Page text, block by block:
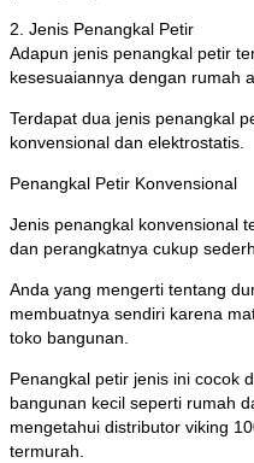
2. Jenis Penangkal Petir
Adapun jenis penangkal petir
kesesuaiannya dengan rumah
Terdapat dua jenis penangkal
konvensional dan elektrostatis.
Penangkal Petir Konvensional
Jenis penangkal konvensional
dan perangkatnya cukup
Anda yang mengerti tentang
membuatnya sendiri karena
toko bangunan.
Penangkal petir jenis ini cocok
bangunan kecil seperti rumah
mengetahui distributor viking
termurah.